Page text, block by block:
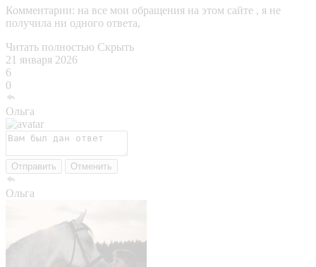
Комментарии: на все мои обращения на этом сайте , я не
получила ни одного ответа,
Читать полностью Скрыть
21 января 2026
6
0
Ольга
Отправить Отменить
Ольга